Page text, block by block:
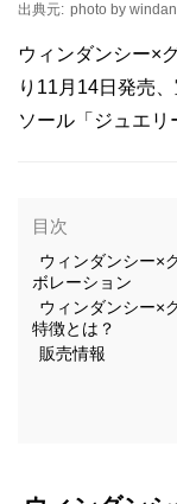
出典元: photo by
ウィンダンシー×
り11月14日発売
ソール「ジュエリ
目次
ウィンダンシー×
ボレーション
ウィンダンシー×
特徴とは？
販売情報